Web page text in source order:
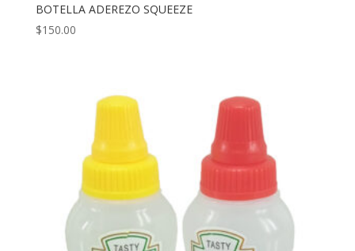
BOTELLA ADEREZO SQUEEZE
$150.00